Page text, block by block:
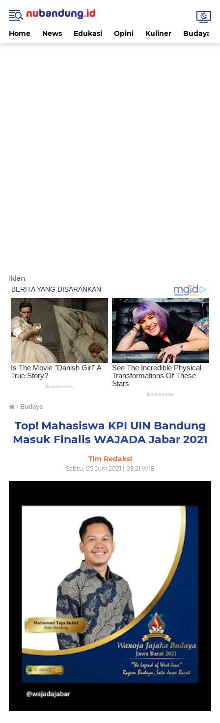
Home News Edukasi Opini Kuliner Budaya
Iklan
› Budaya
Top! Mahasiswa KPI UIN Bandung
Masuk Finalis WAJADA Jabar 2021
Tim Redaksi
Sabtu, 05 Juni 2021 | 09:21 WIB